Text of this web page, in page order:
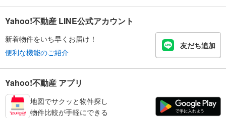
Yahoo!不動産 LINE公式アカウント
新着物件をいち早くお届け！
便利な機能のご紹介
友だち追加
Yahoo!不動産 アプリ
地図でサクッと物件探し
物件比較が手軽にできる